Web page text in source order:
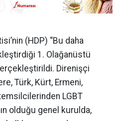
(HDP) “Bu daha
1. Olağanüstü
Direnişçi
Türk, Kürt, Ermeni,
LGBT
olduğu genel kurulda,